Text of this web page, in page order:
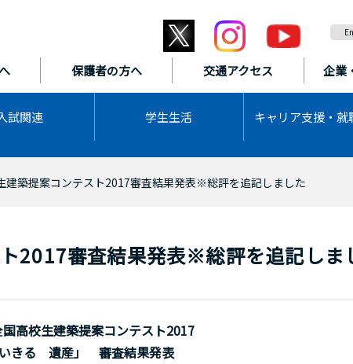
保護者の方へ 交通アクセス 企業
試関連 学生生活 キャリア支援・ 就
建築提案コンテスト2017審査結果発表※総評を追記しました
2017審査結果発表※総評を追記しま
高校生建築提案コンテスト2017
きる 遺産」 審査結果発表